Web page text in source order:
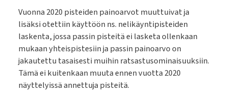
Vuonna 2020 pisteiden painoarvot muuttuivat ja
lisäksi otettiin käyttöön ns. nelikäyntipisteiden
laskenta, jossa passin pisteitä ei lasketa ollenkaan
mukaan yhteispistesiin ja passin painoarvo on
jakautettu tasaisesti muihin ratsastusominaisuuksiin.
Tämä ei kuitenkaan muuta ennen vuotta 2020
näyttelyissä annettuja pisteitä.